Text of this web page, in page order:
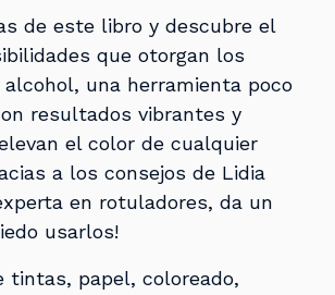
de este libro y descubre el
que otorgan los
una herramienta poco
resultados vibrantes y
el color de cualquier
a los consejos de Lidia
en rotuladores, da un
usarlos!
tintas, papel, coloreado,